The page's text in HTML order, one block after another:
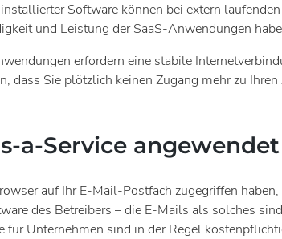
Software können bei extern
und Leistung der SaaS-Anwendungen
erfordern eine stabile
dass Sie plötzlich keinen Zugang mehr zu
a-Service angewendet
auf Ihr E-Mail-Postfach zugegriffen
des Betreibers – die E-Mails als solches
Unternehmen sind in der Regel